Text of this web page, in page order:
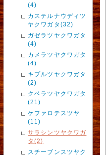
(4)
カステルナウディツ
ヤクワガタ(32)
ガゼラツヤクワガタ
(4)
カメラツヤクワガタ
(4)
キプルツヤクワガタ
(2)
クベラツヤクワガタ
(21)
ケファロテスツヤ
(11)
サラシンツヤクワガ
タ(2)
スチーブンスツヤク